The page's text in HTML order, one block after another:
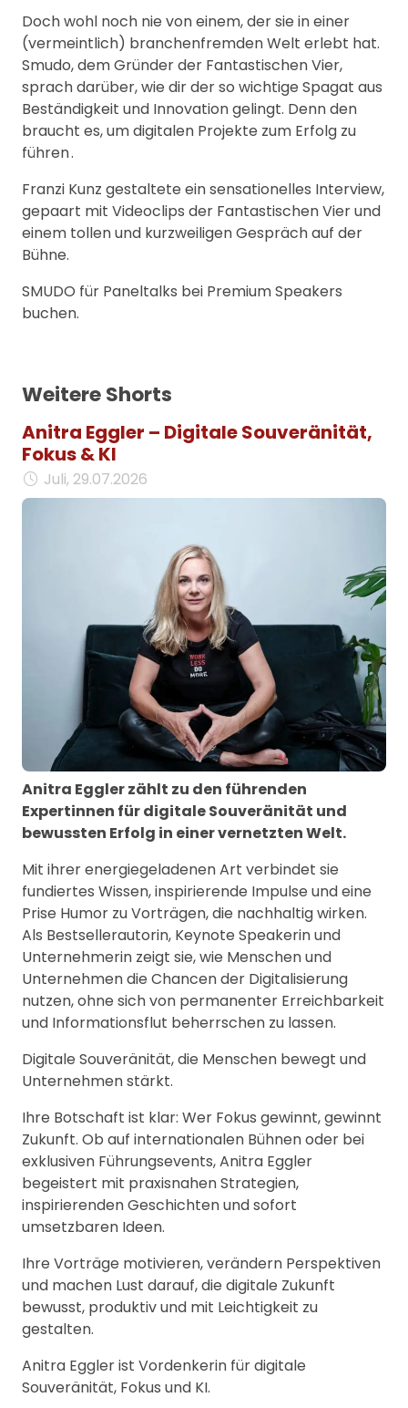
Doch wohl noch nie von einem, der sie in einer
(vermeintlich) branchenfremden Welt erlebt hat.
Smudo, dem Gründer der Fantastischen Vier,
sprach darüber, wie dir der so wichtige Spagat aus
Beständigkeit und Innovation gelingt. Denn den
braucht es, um digitalen Projekte zum Erfolg zu
führen .
Franzi Kunz gestaltete ein sensationelles Interview,
gepaart mit Videoclips der Fantastischen Vier und
einem tollen und kurzweiligen Gespräch auf der
Bühne.
SMUDO für Paneltalks bei Premium Speakers
buchen.
Weitere Shorts
Anitra Eggler – Digitale Souveränität,
Fokus & KI
Juli, 29.07.2026
Anitra Eggler zählt zu den führenden
Expertinnen für digitale Souveränität und
bewussten Erfolg in einer vernetzten Welt.
Mit ihrer energiegeladenen Art verbindet sie
fundiertes Wissen, inspirierende Impulse und eine
Prise Humor zu Vorträgen, die nachhaltig wirken.
Als Bestsellerautorin, Keynote Speakerin und
Unternehmerin zeigt sie, wie Menschen und
Unternehmen die Chancen der Digitalisierung
nutzen, ohne sich von permanenter Erreichbarkeit
und Informationsflut beherrschen zu lassen.
Digitale Souveränität, die Menschen bewegt und
Unternehmen stärkt.
Ihre Botschaft ist klar: Wer Fokus gewinnt, gewinnt
Zukunft. Ob auf internationalen Bühnen oder bei
exklusiven Führungsevents, Anitra Eggler
begeistert mit praxisnahen Strategien,
inspirierenden Geschichten und sofort
umsetzbaren Ideen.
Ihre Vorträge motivieren, verändern Perspektiven
und machen Lust darauf, die digitale Zukunft
bewusst, produktiv und mit Leichtigkeit zu
gestalten.
Anitra Eggler ist Vordenkerin für digitale
Souveränität, Fokus und KI.